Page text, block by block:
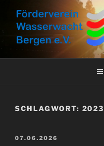
Inhalt
springen
Aktuelles, Aktionen und
SCHLAGWORT: 2023
VERÖFFENTLICHT
07.06.2026